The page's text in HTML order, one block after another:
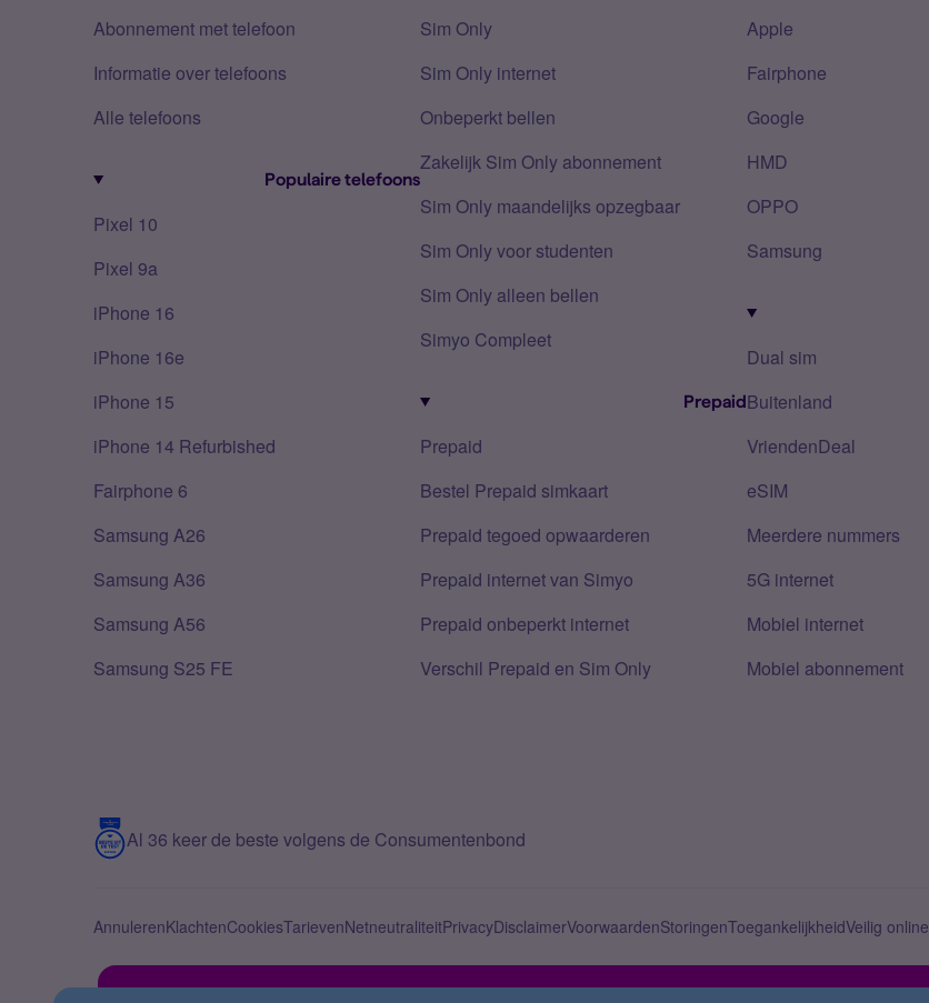
Abonnement met telefoon
Informatie over telefoons
Alle telefoons
Populaire telefoons
Pixel 10
Pixel 9a
iPhone 16
iPhone 16e
iPhone 15
iPhone 14 Refurbished
Fairphone 6
Samsung A26
Samsung A36
Samsung A56
Samsung S25 FE
Sim Only
Sim Only internet
Onbeperkt bellen
Zakelijk Sim Only abonnement
Sim Only maandelijks opzegbaar
Sim Only voor studenten
Sim Only alleen bellen
Simyo Compleet
Prepaid
Prepaid
Bestel Prepaid simkaart
Prepaid tegoed opwaarderen
Prepaid internet van Simyo
Prepaid onbeperkt internet
Verschil Prepaid en Sim Only
Apple
Fairphone
Google
HMD
OPPO
Samsung
Dual sim
Buitenland
VriendenDeal
eSIM
Meerdere nummers
5G internet
Mobiel internet
Mobiel abonnement
Al 36 keer de beste volgens de Consumentenbond
AnnulerenKlachtenCookiesTarievenNetneutraliteitPrivacyDisclaimerVoorwaardenStoringenToegankelijkheidVeilig online